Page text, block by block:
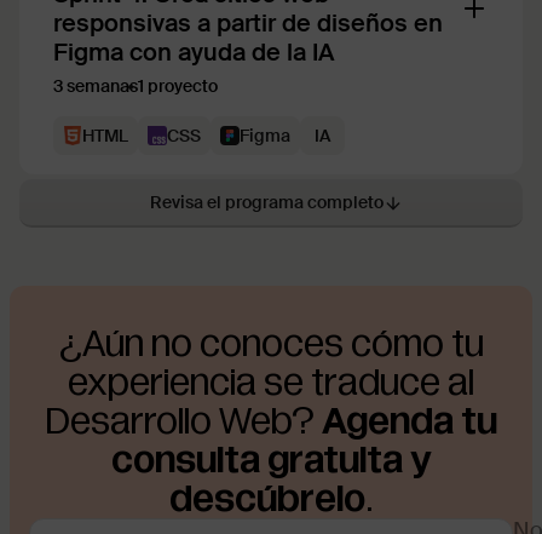
responsivas a partir de diseños en
Figma con ayuda de la IA
3 semanas1 proyecto
HTML CSS Figma IA
Revisa el programa completo
¿Aún no conoces cómo tu
experiencia se traduce al
Desarrollo Web? Agenda tu
consulta gratuita y
descúbrelo.